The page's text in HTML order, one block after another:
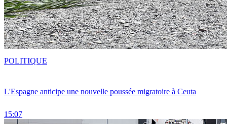
L'Espagne anticipe une nouvelle poussée migratoire à Ceuta
15:07
POLITIQUE